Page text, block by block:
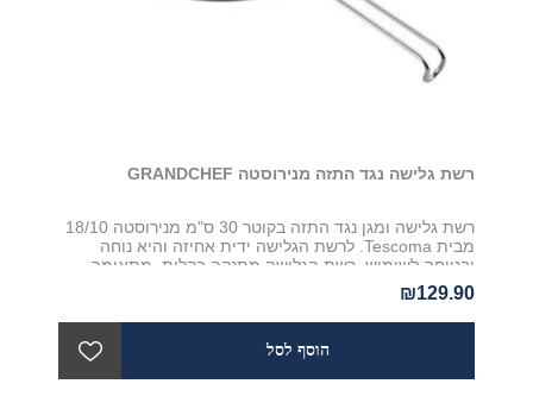
רשת גלישה נגד התזה מנירוסטה GRANDCHEF
רשת גלישה ומגן נגד התזה בקוטר 30 ס"מ מנירוסטה 18/10
מבית Tescoma. לרשת הגלישה ידית אחיזה והיא נוחה
ובטוחה לשימוש. רשת הגלישה מתנקה בקלות, מתאימה
למדיח כלים ועמידה לאורך שנים
₪129.90